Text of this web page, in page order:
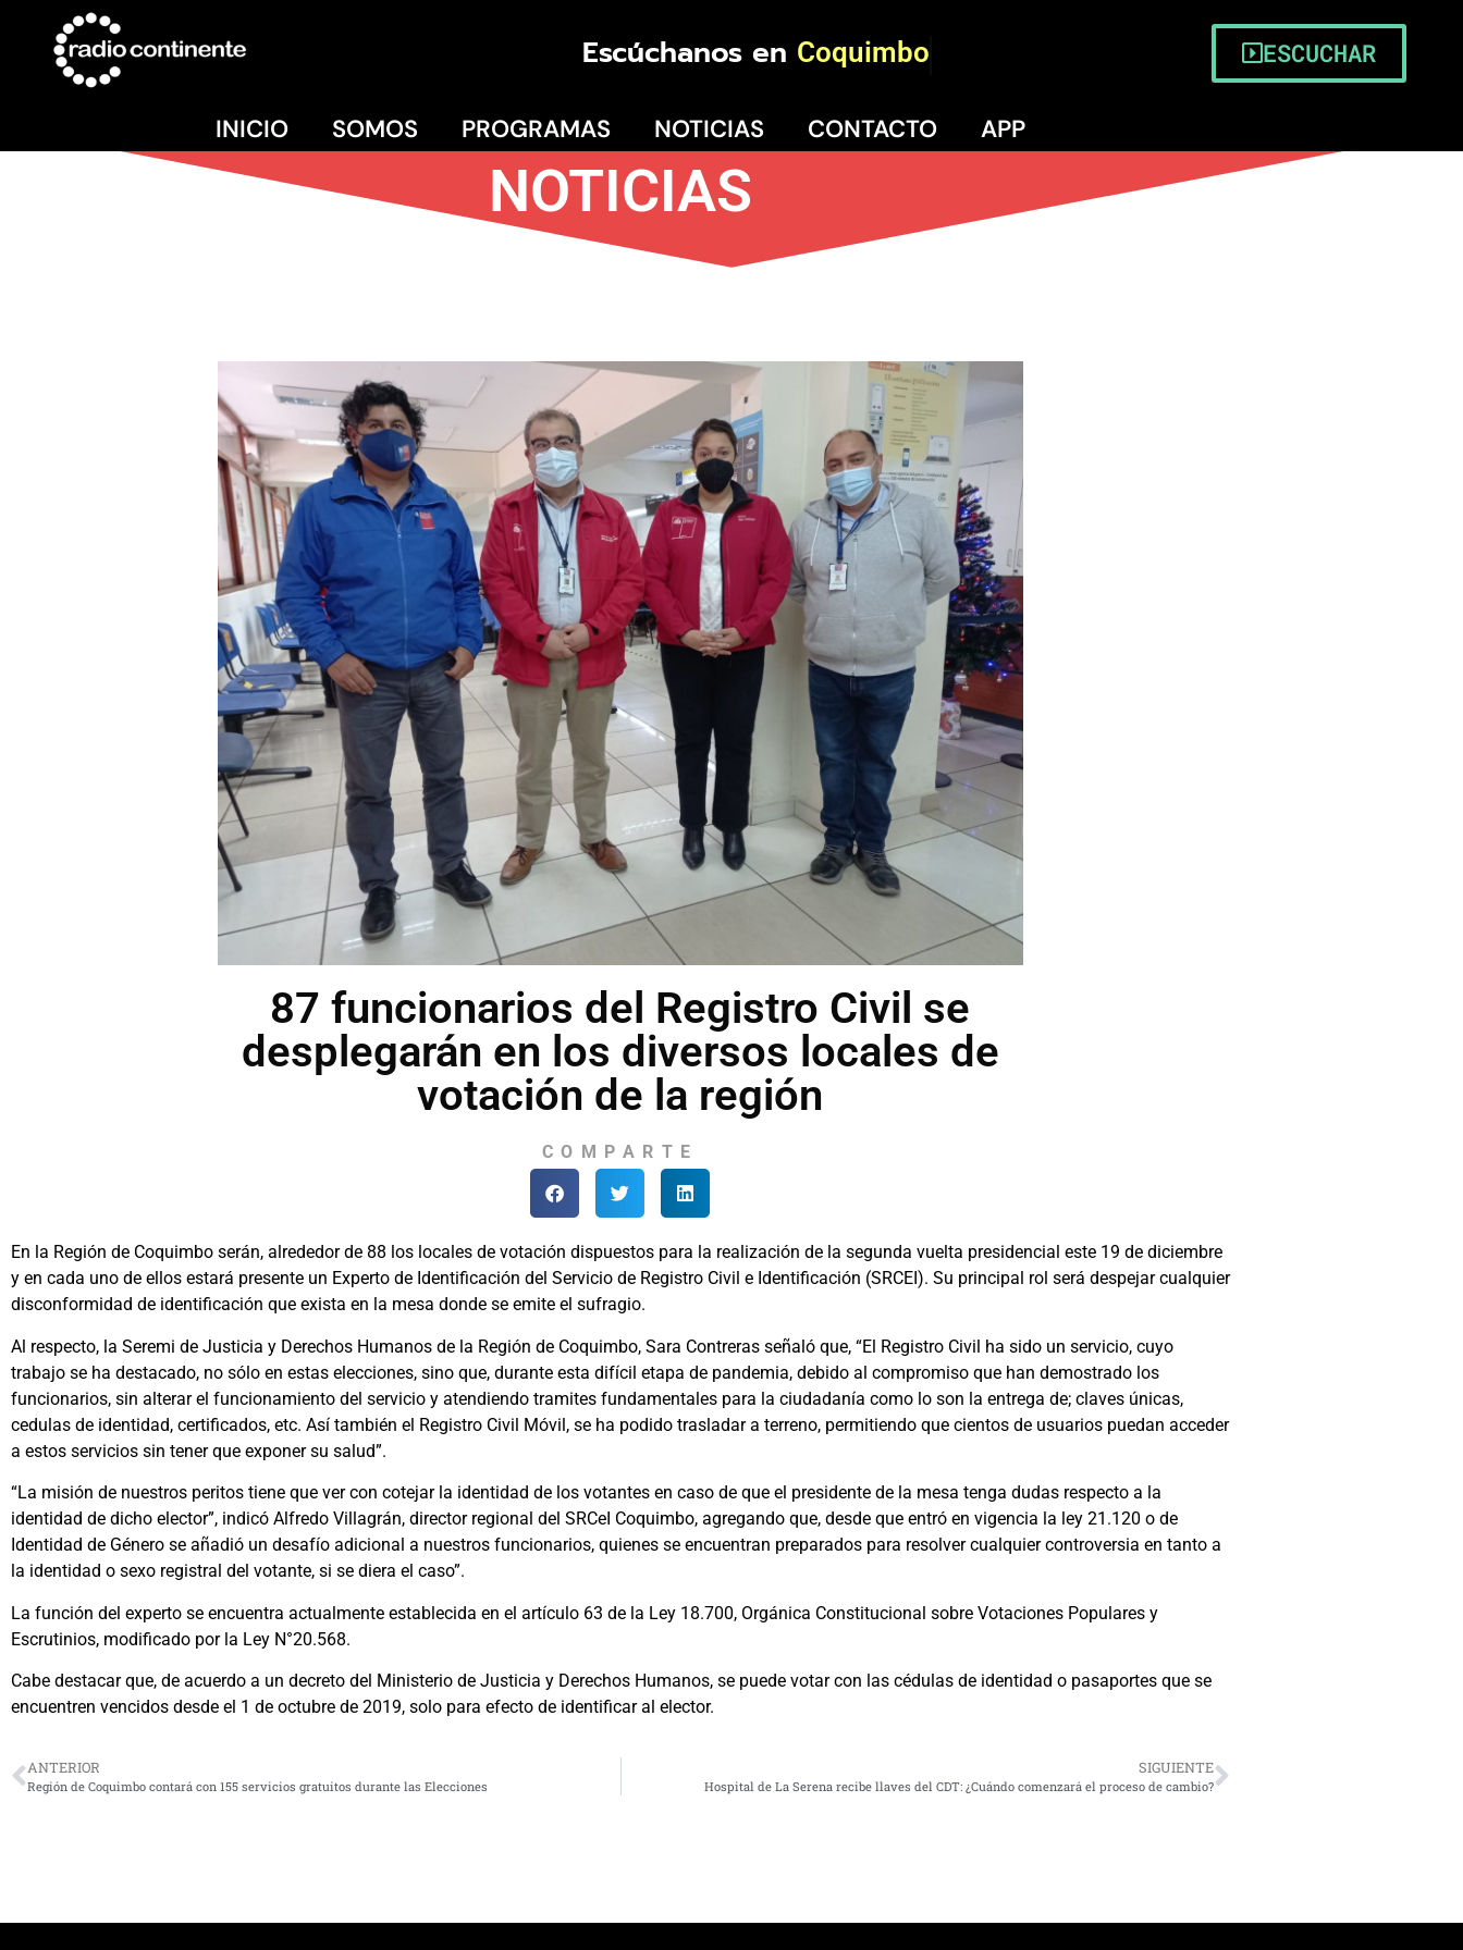
Escúchanos en Coquimbo ESCUCHAR
INICIO SOMOS PROGRAMAS NOTICIAS CONTACTO APP
NOTICIAS
87 funcionarios del Registro Civil se
desplegarán en los diversos locales de
votación de la región
COMPARTE
En la Región de Coquimbo serán, alrededor de 88 los locales de votación dispuestos para la realización de la segunda vuelta presidencial este 19 de diciembre
y en cada uno de ellos estará presente un Experto de Identificación del Servicio de Registro Civil e Identificación (SRCEI). Su principal rol será despejar cualquier
disconformidad de identificación que exista en la mesa donde se emite el sufragio.
Al respecto, la Seremi de Justicia y Derechos Humanos de la Región de Coquimbo, Sara Contreras señaló que, “El Registro Civil ha sido un servicio, cuyo
trabajo se ha destacado, no sólo en estas elecciones, sino que, durante esta difícil etapa de pandemia, debido al compromiso que han demostrado los
funcionarios, sin alterar el funcionamiento del servicio y atendiendo tramites fundamentales para la ciudadanía como lo son la entrega de; claves únicas,
cedulas de identidad, certificados, etc. Así también el Registro Civil Móvil, se ha podido trasladar a terreno, permitiendo que cientos de usuarios puedan acceder
a estos servicios sin tener que exponer su salud”.
“La misión de nuestros peritos tiene que ver con cotejar la identidad de los votantes en caso de que el presidente de la mesa tenga dudas respecto a la
identidad de dicho elector”, indicó Alfredo Villagrán, director regional del SRCeI Coquimbo, agregando que, desde que entró en vigencia la ley 21.120 o de
Identidad de Género se añadió un desafío adicional a nuestros funcionarios, quienes se encuentran preparados para resolver cualquier controversia en tanto a
la identidad o sexo registral del votante, si se diera el caso”.
La función del experto se encuentra actualmente establecida en el artículo 63 de la Ley 18.700, Orgánica Constitucional sobre Votaciones Populares y
Escrutinios, modificado por la Ley N°20.568.
Cabe destacar que, de acuerdo a un decreto del Ministerio de Justicia y Derechos Humanos, se puede votar con las cédulas de identidad o pasaportes que se
encuentren vencidos desde el 1 de octubre de 2019, solo para efecto de identificar al elector.
ANTERIOR
Región de Coquimbo contará con 155 servicios gratuitos durante las Elecciones
SIGUIENTE
Hospital de La Serena recibe llaves del CDT: ¿Cuándo comenzará el proceso de cambio?